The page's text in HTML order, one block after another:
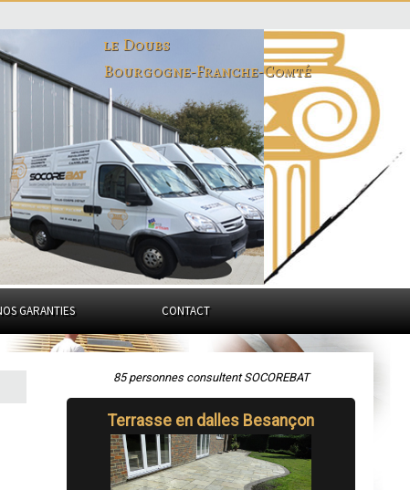
le Doubs
Bourgogne-Franche-Comté
GARANTIES CONTACT
85 personnes consultent SOCOREBAT
Terrasse en dalles Besançon